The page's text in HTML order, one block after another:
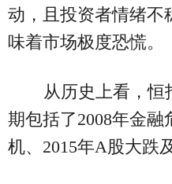
动，且投资者情绪不
味着市场极度恐慌。
从历史上看，恒
期包括了2008年金融
机、2015年A股大跌